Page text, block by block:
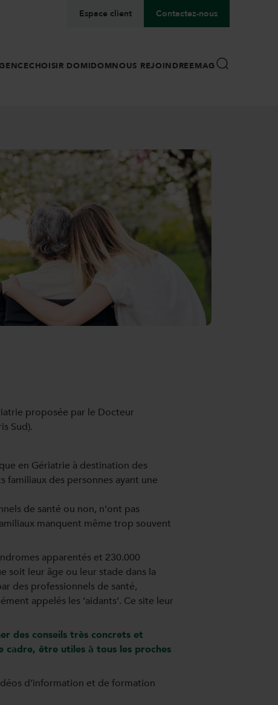
Espace client Contactez-nous
CHOISIR DOMIDOMNOUS REJOINDREEMAG
proposée par le Docteur
Sud).
en Gériatrie à destination des
familiaux des personnes ayant une
de santé ou non, n’ont pas
manquent même trop souvent
apparentés et 230.000
soit leur âge ou leur stade dans la
des professionnels de santé,
appelés les ‘aidants’. Ce site leur
des conseils très concrets et
cadre, être utiles à tous les proches
d’information et de formation